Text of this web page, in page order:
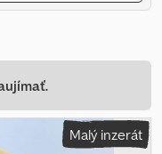
Malý inzerát